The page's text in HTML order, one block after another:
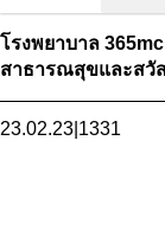
โรงพยาบาล
สาธารณสุขและสวั
23.02.23 1331